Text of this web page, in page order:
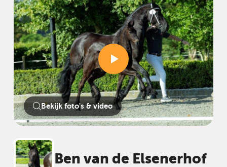
Bekijk foto's & video
Ben van de Elsenerhof